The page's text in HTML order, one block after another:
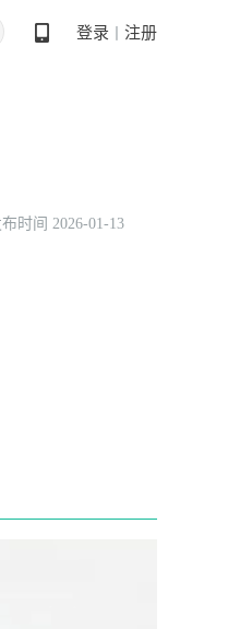
登录 注册
时间 2026-01-13